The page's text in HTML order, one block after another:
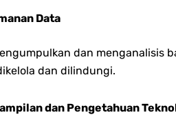
Data
dan menganalisis
dan dilindungi.
dan Pengetahuan